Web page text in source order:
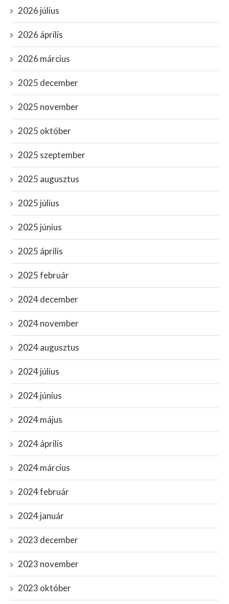
2026 július
2026 április
2026 március
2025 december
2025 november
2025 október
2025 szeptember
2025 augusztus
2025 július
2025 június
2025 április
2025 február
2024 december
2024 november
2024 augusztus
2024 július
2024 június
2024 május
2024 április
2024 március
2024 február
2024 január
2023 december
2023 november
2023 október